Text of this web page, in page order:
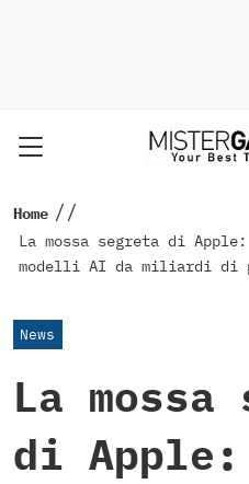
Home //
La mossa segreta di
modelli AI da miliardi di
News
La mossa
di